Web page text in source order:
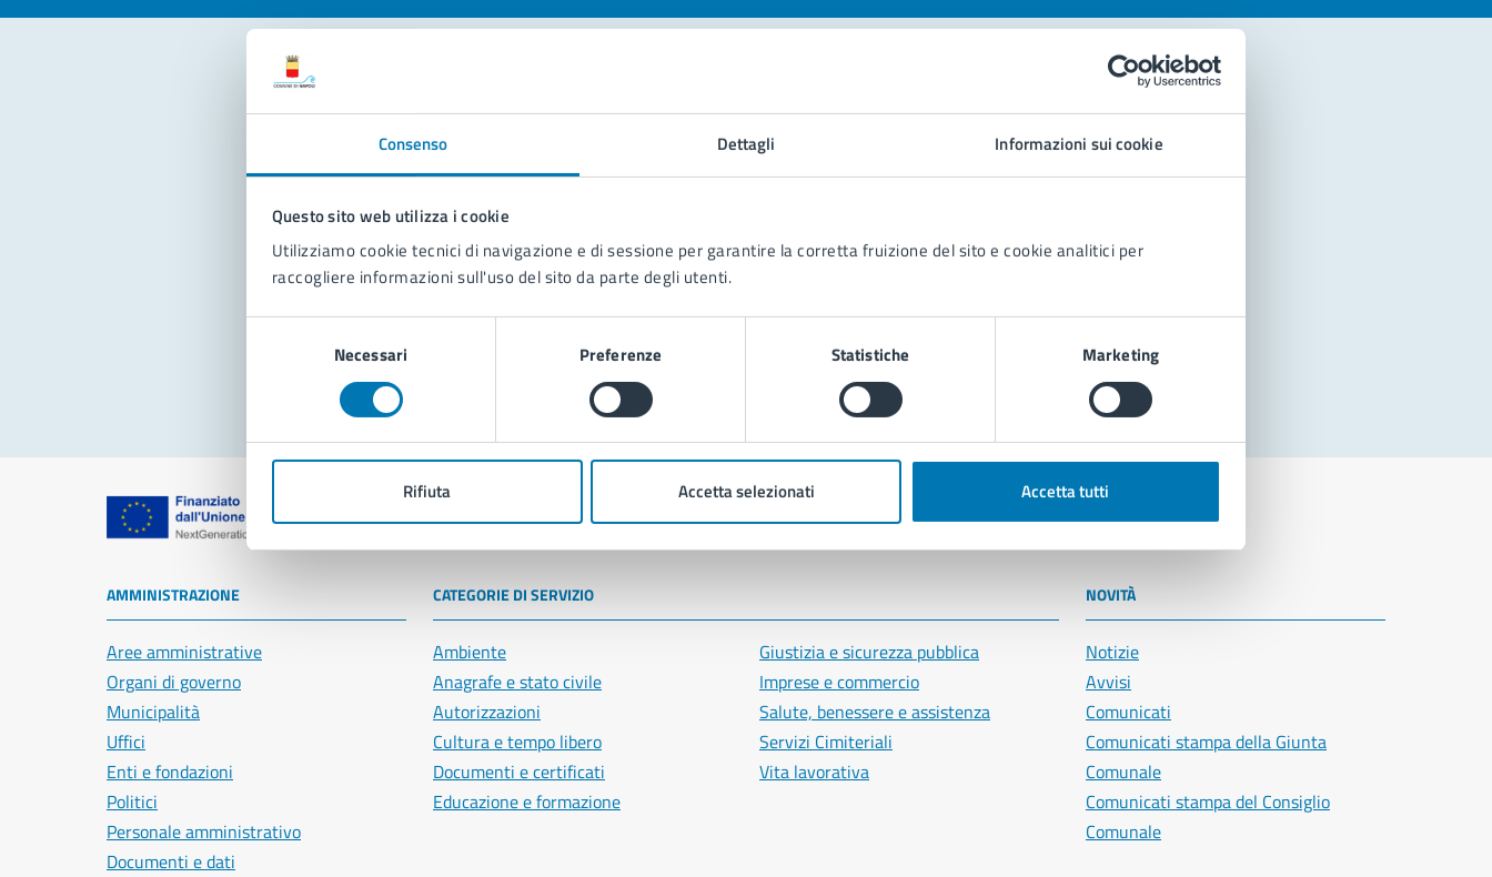
Consenso Dettagli Informazioni sui cookie
Questo sito web utilizza i cookie
Utilizziamo cookie tecnici di navigazione e di sessione per garantire la corretta fruizione del sito e cookie analitici per
raccogliere informazioni sull'uso del sito da parte degli utenti.
Necessari Preferenze Statistiche Marketing
Rifiuta Accetta selezionati Accetta tutti
Contatta il comune
Richiedi assistenza
Prenota appuntamento
Problemi in città
Segnala disservizio
Comune di Napoli
AMMINISTRAZIONE
Aree amministrative
Organi di governo
Municipalità
Uffici
Enti e fondazioni
Politici
Personale amministrativo
Documenti e dati
CATEGORIE DI SERVIZIO
Ambiente
Anagrafe e stato civile
Autorizzazioni
Cultura e tempo libero
Documenti e certificati
Educazione e formazione
Giustizia e sicurezza pubblica
Imprese e commercio
Salute, benessere e assistenza
Servizi Cimiteriali
Vita lavorativa
NOVITÀ
Notizie
Avvisi
Comunicati
Comunicati stampa della Giunta
Comunale
Comunicati stampa del Consiglio
Comunale